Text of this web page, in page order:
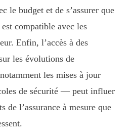
le budget et de s’assurer que
compatible avec les
Enfin, l’accès à des
les évolutions de
les mises à jour
de sécurité — peut influer
de l’assurance à mesure que